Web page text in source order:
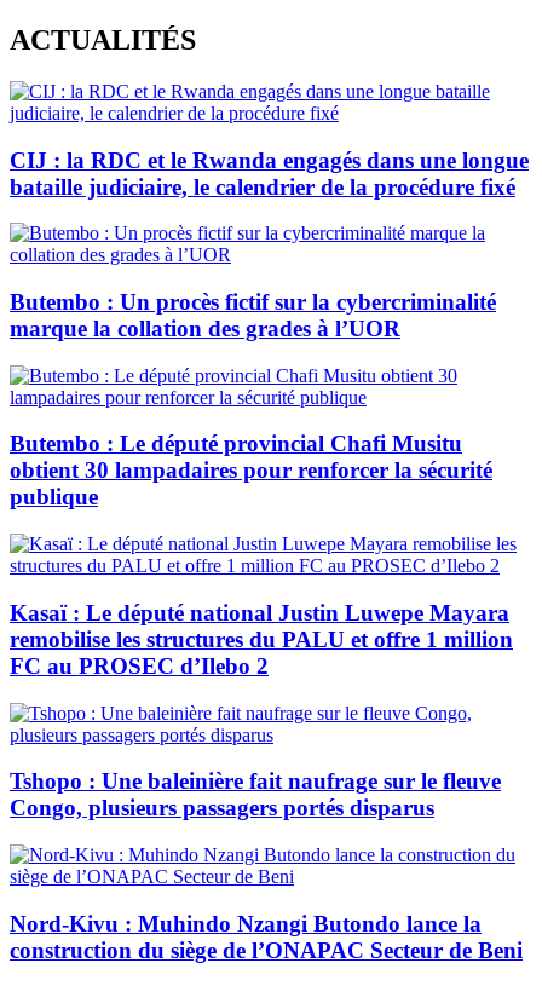
Skip
to
content
ACTUALITÉS
CIJ : la RDC et le Rwanda engagés dans une longue
bataille judiciaire, le calendrier de la procédure fixé
Butembo : Un procès fictif sur la cybercriminalité
marque la collation des grades à l’UOR
Butembo : Le député provincial Chafi Musitu
obtient 30 lampadaires pour renforcer la sécurité
publique
Kasaï : Le député national Justin Luwepe Mayara
remobilise les structures du PALU et offre 1 million
FC au PROSEC d’Ilebo 2
Tshopo : Une baleinière fait naufrage sur le fleuve
Congo, plusieurs passagers portés disparus
Nord-Kivu : Muhindo Nzangi Butondo lance la
construction du siège de l’ONAPAC Secteur de Beni